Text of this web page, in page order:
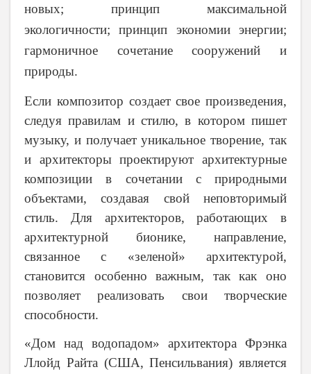
новых; принцип максимальной
экологичности; принцип экономии энергии;
гармоничное сочетание сооружений и
природы.
Если композитор создает свое произведения,
следуя правилам и стилю, в котором пишет
музыку, и получает уникальное творение, так
и архитекторы проектируют архитектурные
композиции в сочетании с природными
объектами, создавая свой неповторимый
стиль. Для архитекторов, работающих в
архитектурной бионике, направление,
связанное с «зеленой» архитектурой,
становится особенно важным, так как оно
позволяет реализовать свои творческие
способности.
«Дом над водопадом» архитектора Фрэнка
Ллойд Райта (США, Пенсильвания) является